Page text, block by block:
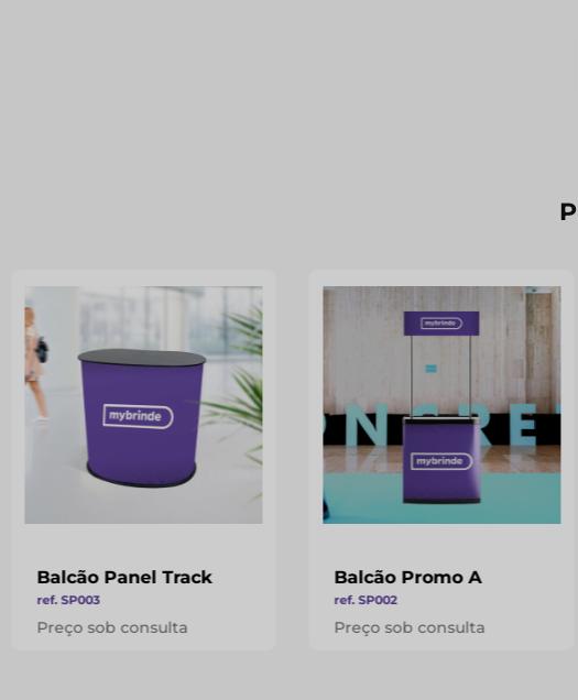
Balcão Panel Track
ref. SP003
Preço sob consulta
Balcão Promo A
ref. SP002
Preço sob consulta